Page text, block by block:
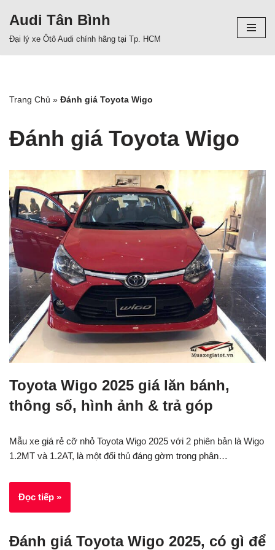
Audi Tân Bình
Đại lý xe Ôtô Audi chính hãng tại Tp. HCM
Trang Chủ » Đánh giá Toyota Wigo
Đánh giá Toyota Wigo
Toyota Wigo 2025 giá lăn bánh,
thông số, hình ảnh & trả góp
Mẫu xe giá rẻ cỡ nhỏ Toyota Wigo 2025 với 2 phiên bản là Wigo
1.2MT và 1.2AT, là một đối thủ đáng gờm trong phân…
Đọc tiếp »
Đánh giá Toyota Wigo 2025, có gì để